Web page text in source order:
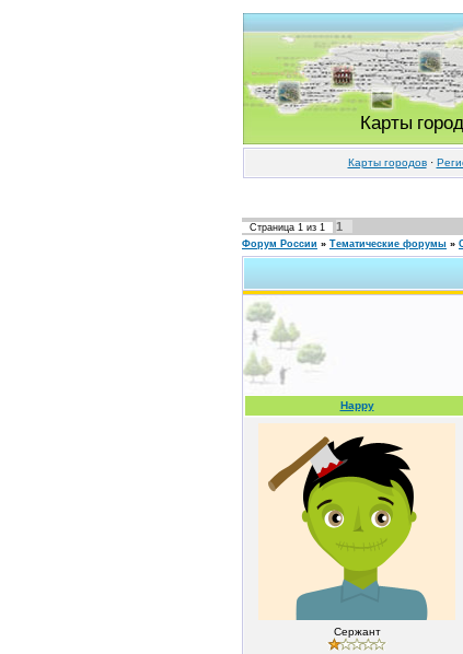
Карты
Карты городов·
Страница 1 из 1 1
Форум России » Тематические форумы »
Happy
Сержант